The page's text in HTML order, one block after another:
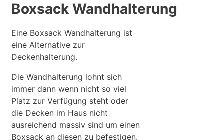
Boxsack Wandhalterung
Eine Boxsack Wandhalterung ist
eine Alternative zur
Deckenhalterung.
Die Wandhalterung lohnt sich
immer dann wenn nicht so viel
Platz zur Verfügung steht oder
die Decken im Haus nicht
ausreichend massiv sind um einen
Boxsack an diesen zu befestigen.